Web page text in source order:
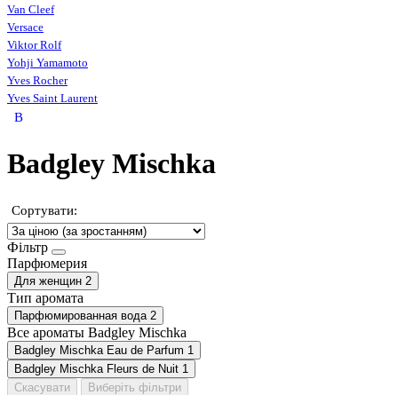
Van Cleef
Versace
Viktor Rolf
Yohji Yamamoto
Yves Rocher
Yves Saint Laurent
B
Badgley Mischka
Сортувати:
Фільтр
Парфюмерия
Для женщин 2
Тип аромата
Парфюмированная вода 2
Все ароматы Badgley Mischka
Badgley Mischka Eau de Parfum 1
Badgley Mischka Fleurs de Nuit 1
Скасувати
Виберіть фільтри